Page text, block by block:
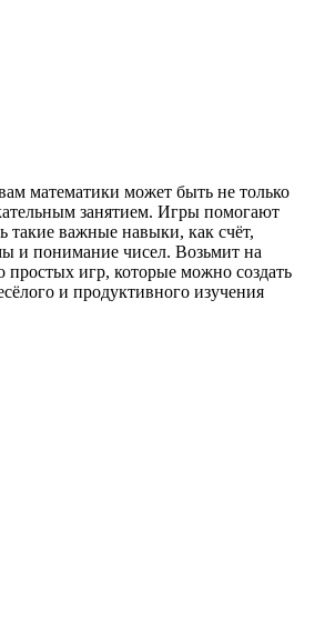
математики может быть не только
занятием. Игры помогают
такие важные навыки, как счёт,
и понимание чисел. Возьмит на
простых игр, которые можно создать
и продуктивного изучения